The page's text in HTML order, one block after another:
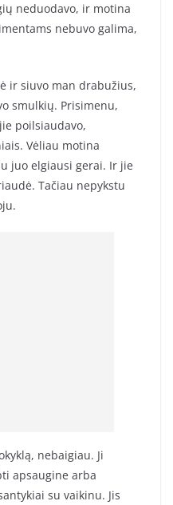
neduodavo, ir motina
nebuvo galima,
ir siuvo man drabužius,
smulkių. Prisimenu,
poilsiaudavo,
Vėliau motina
juo elgiausi gerai. Ir jie
Tačiau nepykstu
nebaigiau. Ji
apsaugine arba
su vaikinu. Jis